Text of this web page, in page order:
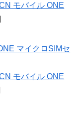
モバイル ONE
マイクロSIMセ
モバイル ONE